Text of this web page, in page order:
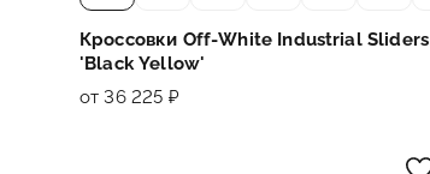
Кроссовки Off-White Industrial Sliders
'Black Yellow'
от 36 225 ₽